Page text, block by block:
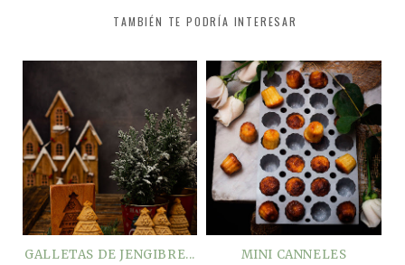
TAMBIÉN TE PODRÍA INTERESAR
GALLETAS DE JENGIBRE...
MINI CANNELES